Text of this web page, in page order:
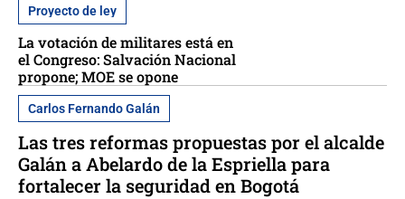
Proyecto de ley
La votación de militares está en
el Congreso: Salvación Nacional
propone; MOE se opone
Carlos Fernando Galán
Las tres reformas propuestas por el alcalde
Galán a Abelardo de la Espriella para
fortalecer la seguridad en Bogotá